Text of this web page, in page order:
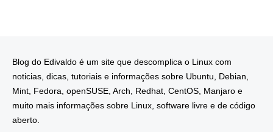
Blog do Edivaldo é um site que descomplica o Linux com
noticias, dicas, tutoriais e informações sobre Ubuntu, Debian,
Mint, Fedora, openSUSE, Arch, Redhat, CentOS, Manjaro e
muito mais informações sobre Linux, software livre e de código
aberto.